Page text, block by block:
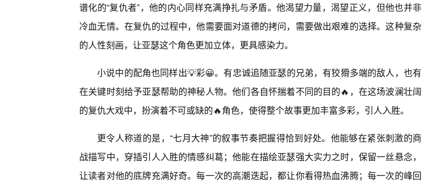
谱化的“复仇者”，他的内心同样充满挣扎与矛盾。他渴望力量，渴望正义，但他也并非
冷血无情。在复仇的过程中，他需要面对道德的拷问，需要做出艰难的选择。这种复杂
的人性刻画，让亚瑟这个角色更加立体，更具感染力。
小说中的配角也同样出💡彩😀。有忠诚追随亚瑟的兄弟，有狡猾多端的敌人，也有
在关键时刻给予亚瑟帮助的神秘人物。他们各自怀揣着不同的目的🔥，在这场波澜壮阔
的复仇大戏中，扮演着不可或缺的🔥角色，使得整个故事更加丰富多彩，引人入胜。
更令人称道的是，“七月大神”的叙事节奏把握得恰到好处。他能够在紧张刺激的商
战描写中，穿插引人入胜的情感纠葛；他能在描绘亚瑟强大实力之时，保留一丝悬念，
让读者对他的底牌充满好奇。每一次的高潮迭起，都让你看得热血沸腾；每一次的峰回